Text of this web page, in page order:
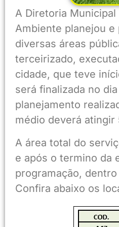
A Diretoria
Ambiente planejou e
diversas áreas
terceirizado,
cidade, que teve
será finalizada no
planejamento
médio deverá atingir
A área total do
e após o termino da
programação,
Confira abaixo os